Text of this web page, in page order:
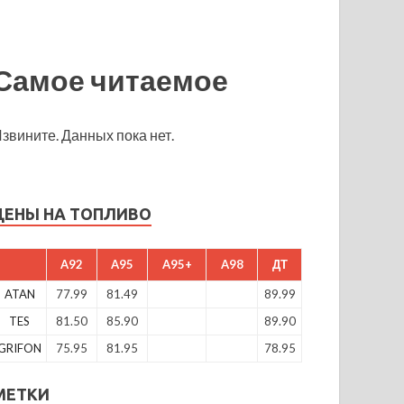
читаемое
Данных пока нет.
НА ТОПЛИВО
A92 A95 A95+ A98 ДТ
ATAN 77.99 81.49
89.99
TES
81.50 85.90
89.90
75.95 81.95 78.95